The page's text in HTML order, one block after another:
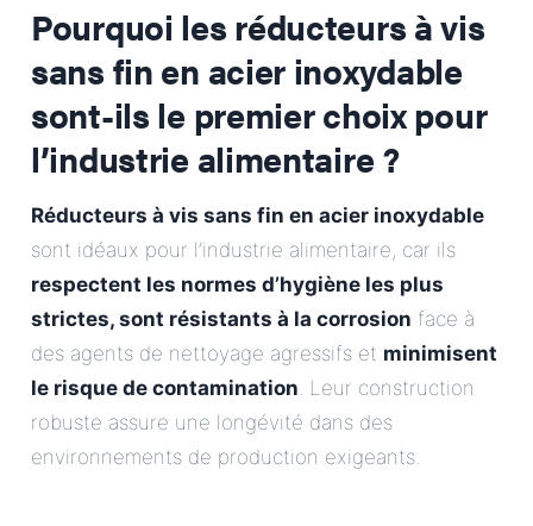
Message
Envoyer le message
Pourquoi les réducteurs à vis
sans fin en acier inoxydable
sont-ils le premier choix pour
l’industrie alimentaire ?
Réducteurs à vis sans fin en acier inoxydable
sont idéaux pour l’industrie alimentaire, car ils
respectent les normes d’hygiène les plus
strictes, sont résistants à la corrosion face à
des agents de nettoyage agressifs et minimisent
le risque de contamination. Leur construction
robuste assure une longévité dans des
environnements de production exigeants.